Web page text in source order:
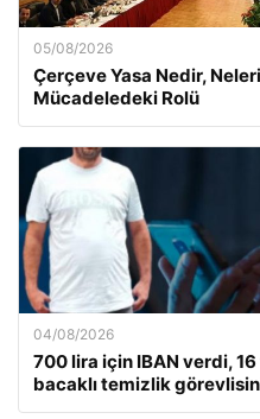
05/08/2026
Çerçeve Yasa Nedir,
Mücadeledeki Rolü
04/08/2026
700 lira için IBAN verdi,
bacaklı temizlik